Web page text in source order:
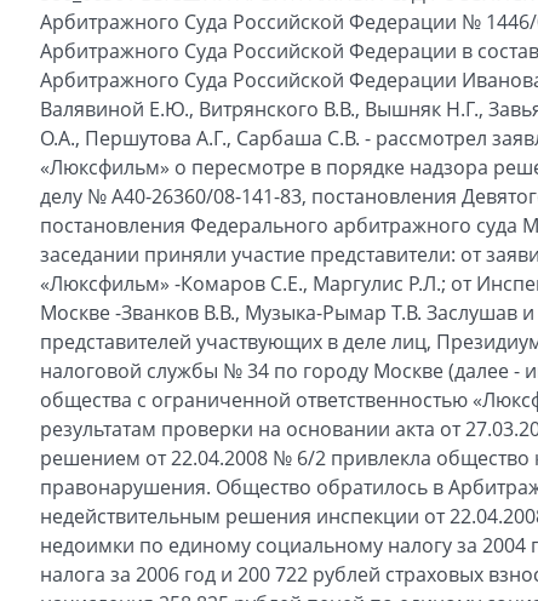
Арбитражного Суда Российской Федерации №
Арбитражного Суда Российской Федерации в
Арбитражного Суда Российской Федерации
Валявиной Е.Ю., Витрянского В.В., Вышняк Н.Г.,
О.А., Першутова А.Г., Сарбаша С.В. - рассмотрел
«Люксфильм» о пересмотре в порядке надзора
делу № А40-26360/08-141-83, постановления
постановления Федерального арбитражного суда
заседании приняли участие представители: от
«Люксфильм» -Комаров С.Е., Маргулис Р.Л.; от
Москве -Званков В.В., Музыка-Рымар Т.В. Заслушав
представителей участвующих в деле лиц,
налоговой службы № 34 по городу Москве (далее -
общества с ограниченной ответственностью
результатам проверки на основании акта от
решением от 22.04.2008 № 6/2 привлекла общество
правонарушения. Общество обратилось в
недействительным решения инспекции от
недоимки по единому социальному налогу за 2004
налога за 2006 год и 200 722 рублей страховых